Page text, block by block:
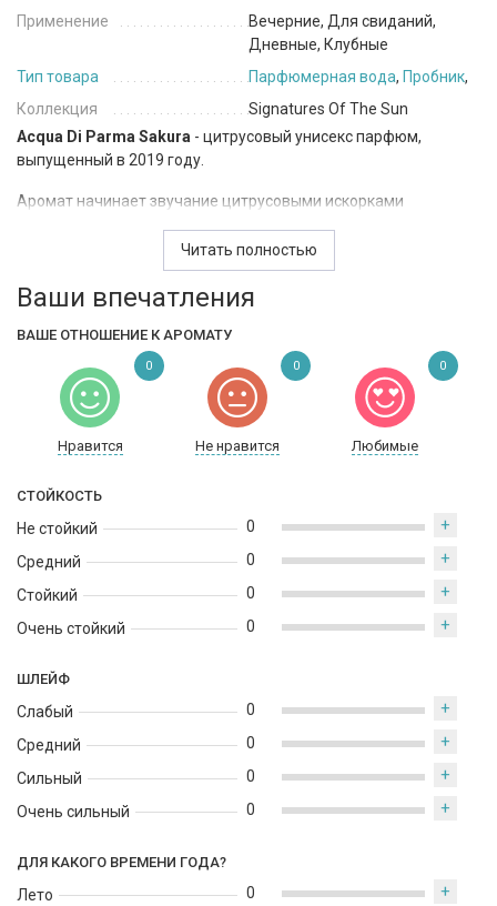
Применение
Вечерние, Для свиданий,
Дневные, Клубные
Тип товара
Парфюмерная вода, Пробник,
Коллекция
Signatures Of The Sun
Acqua Di Parma Sakura - цитрусовый унисекс парфюм,
выпущенный в 2019 году.
Аромат начинает звучание цитрусовыми искорками
перца. В средних нотах букет из нежных цветов японской
вишни и белых цветов жасмина Самбак, которые окутаны в
шлейфовом аккорде чувственными оттенками мускуса.
Читать полностью
Ваши впечатления
ВАШЕ ОТНОШЕНИЕ К АРОМАТУ
Нравится Не нравится Любимые
0 0 0
СТОЙКОСТЬ
Не стойкий
Средний
Стойкий
Очень стойкий
0 +
0 +
0 +
0 +
ШЛЕЙФ
Слабый
Средний
Сильный
Очень сильный
0 +
0 +
0 +
0 +
ДЛЯ КАКОГО ВРЕМЕНИ ГОДА?
Лето 0 +